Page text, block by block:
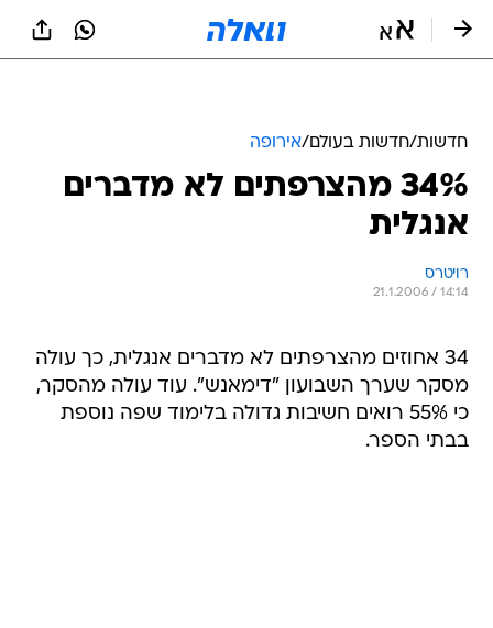
חדשות/חדשות בעולם/אירופה
34% מהצרפתים לא מדברים
אנגלית
רויטרס
21.1.2006 / 14:14
34 אחוזים מהצרפתים לא מדברים אנגלית, כך עולה
מסקר שערך השבועון "דימאנש". עוד עולה מהסקר,
כי 55% רואים חשיבות גדולה בלימוד שפה נוספת
בבתי הספר.